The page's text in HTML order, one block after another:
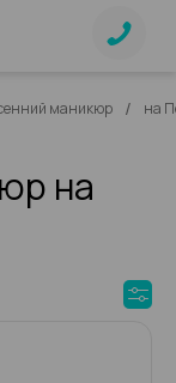
маникюр / на
на